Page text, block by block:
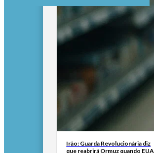
Irão: Guarda Revolucionária diz
que reabrirá Ormuz quando EUA